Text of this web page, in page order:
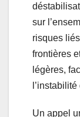
sur
risques
frontières
légères,
Un appel